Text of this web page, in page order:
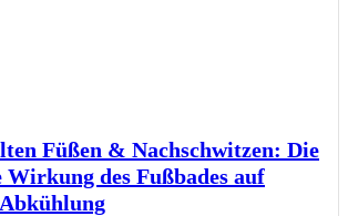
Füßen & Nachschwitzen: Die
Wirkung des Fußbades auf